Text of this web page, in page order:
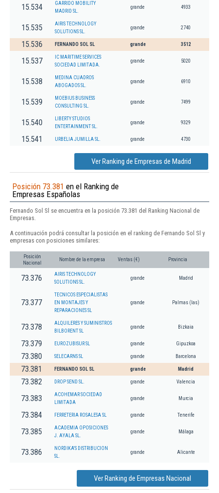
15.534
GARRIDO MOBILITY
MADRID SL.
grande 4933
15.535
AIRIS TECHNOLOGY
SOLUTIONS SL.
grande 2740
15.536 FERNANDO SOL SL grande 3512
15.537
IC MARITIME SERVICES
SOCIEDAD LIMITADA.
grande 5020
15.538
MEDINA CUADROS
ABOGADOS SL.
grande 6910
15.539
MOEBIUS BUSINESS
CONSULTING SL.
grande 7499
15.540
LIBERTY STUDIOS
ENTERTAINMENT SL.
grande 9329
15.541 URBELIA JUMILLA SL. grande 4730
Ver Ranking de Empresas de Madrid
Posición 73.381 en el Ranking de
Empresas Españolas
Fernando Sol Sl se encuentra en la posición 73.381 del Ranking Nacional de
Empresas.
A continuación podrá consultar la posición en el ranking de Fernando Sol Sl y
empresas con posiciones similares:
Posición
Nacional
Nombre de la empresa Ventas (€) Provincia
73.376
AIRIS TECHNOLOGY
SOLUTIONS SL.
grande Madrid
73.377
TECNICOS ESPECIALISTAS
EN MONTAJES Y
REPARACIONES SL
grande Palmas (las)
73.378
ALQUILERES Y SUMINISTROS
BILBORENT SL
grande Bizkaia
73.379 EUROZUBISUR SL grande Gipuzkoa
73.380 SELECARNS SL grande Barcelona
73.381 FERNANDO SOL SL grande Madrid
73.382 DROP SEND SL. grande Valencia
73.383
ACOHEMAR SOCIEDAD
LIMITADA
grande Murcia
73.384 FERRETERIA ROSALESA SL grande Tenerife
73.385
ACADEMIA OPOSICIONES
J. AYALA SL.
grande Málaga
73.386
NORDIKA'S DISTRIBUCION
SL.
grande Alicante
Ver Ranking de Empresas Nacional